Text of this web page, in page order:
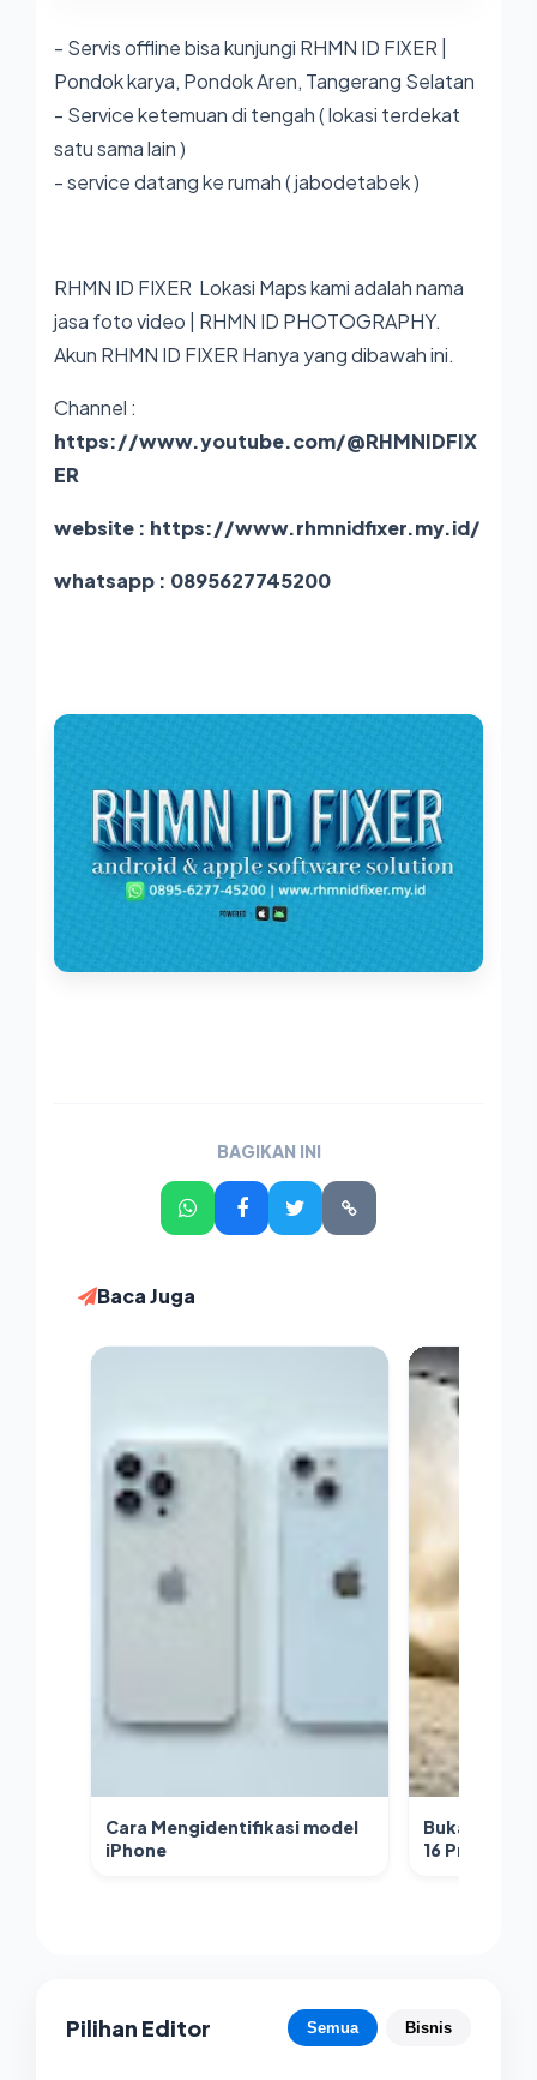
- Servis offline bisa kunjungi RHMN ID FIXER |
Pondok karya, Pondok Aren, Tangerang Selatan
- Service ketemuan di tengah ( lokasi terdekat
satu sama lain )
- service datang ke rumah ( jabodetabek )
RHMN ID FIXER Lokasi Maps kami adalah nama
jasa foto video | RHMN ID PHOTOGRAPHY.
Akun RHMN ID FIXER Hanya yang dibawah ini.
Channel :
https://www.youtube.com/@RHMNIDFIX
ER
website : https://www.rhmnidfixer.my.id/
whatsapp : 0895627745200
BAGIKAN INI
Baca Juga
Cara Mengidentifikasi model
iPhone
Bukan
16 Pro Max
Pilihan Editor Semua Bisnis